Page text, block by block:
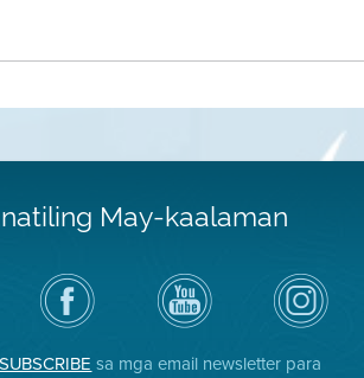
May-kaalaman
Bisitahin
ang
Page
sa
ng
Channel
sa
YouTube
ng
District
Air
District
on
Instagram
sa mga email newsletter para